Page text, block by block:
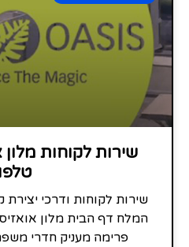
שירות לקוחות
שירות לקוחות ודרכי
המלח דף הבית מלון
פרימה מעניק חדרי